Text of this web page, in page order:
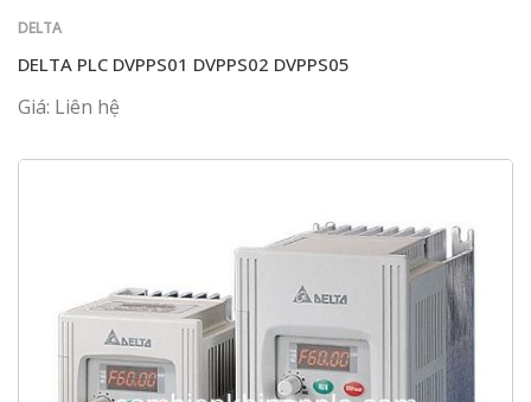
DELTA
DELTA PLC DVPPS01 DVPPS02 DVPPS05
Giá: Liên hệ